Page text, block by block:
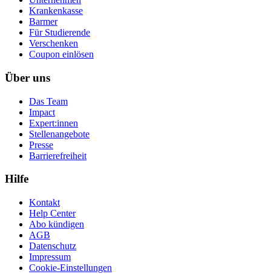
Krankenkasse
Barmer
Für Studierende
Ver­schen­ken
Coupon einlösen
Über uns
Das Team
Impact
Expert:innen
Stellenangebote
Presse
Barrierefreiheit
Hilfe
Kontakt
Help Center
Abo kündigen
AGB
Datenschutz
Impressum
Cookie-Einstellungen